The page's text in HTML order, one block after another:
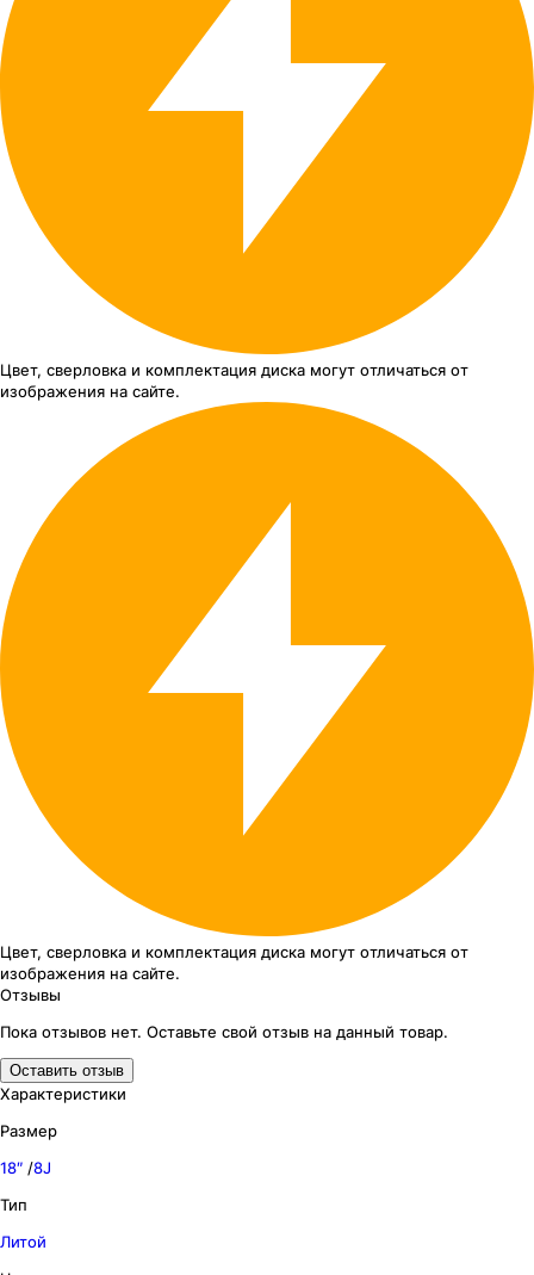
Цвет, сверловка и комплектация диска могут отличаться от
изображения на сайте.
Цвет, сверловка и комплектация диска могут отличаться от
изображения на сайте.
Отзывы
Пока отзывов нет. Оставьте свой отзыв на данный товар.
Оставить отзыв
Характеристики
Размер
18″ /8J
Тип
Литой